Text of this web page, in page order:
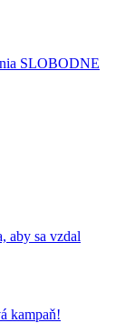
SLOBODNE
aby sa vzdal
kampaň!